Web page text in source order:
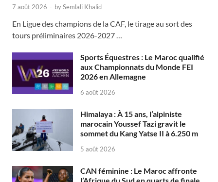
7 août 2026 - bySemlali Khalid
En Ligue des champions de la CAF, le tirage au sort des
tours préliminaires 2026-2027 …
Sports Équestres : Le Maroc qualifié
aux Championnats du Monde FEI
2026 en Allemagne
6 août 2026
Himalaya : À 15 ans, l’alpiniste
marocain Youssef Tazi gravit le
sommet du Kang Yatse II à 6.250 m
5 août 2026
CAN féminine : Le Maroc affronte
l’Afrique du Sud en quarts de finale